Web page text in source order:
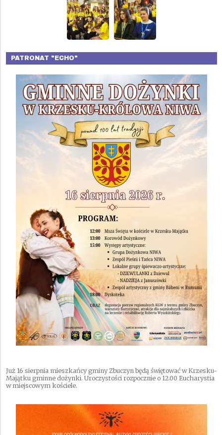
PATRONAT "ECHO"
Już 16 sierpnia mieszkańcy gminy Zbuczyn będą świętować w Krzesku-
Majątku gminne dożynki. Uroczystości rozpocznie o 12.00 Eucharystia
w miejscowym kościele.